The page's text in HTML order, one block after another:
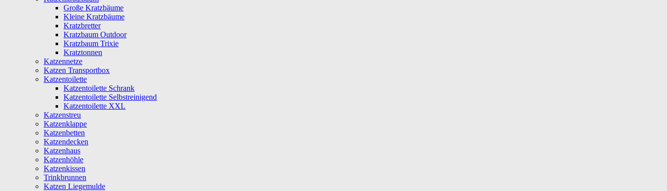
Große Kratzbäume
Kleine Kratzbäume
Kratzbretter
Kratzbaum Outdoor
Kratzbaum Trixie
Kratztonnen
Katzennetze
Katzen Transportbox
Katzentoilette
Katzentoilette Schrank
Katzentoilette Selbstreinigend
Katzentoilette XXL
Katzenstreu
Katzenklappe
Katzenbetten
Katzendecken
Katzenhaus
Katzenhöhle
Katzenkissen
Trinkbrunnen
Katzen Liegemulde